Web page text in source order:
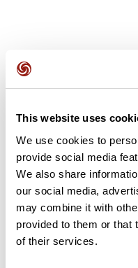
This website uses
We use cookies to
provide social media
We also share
our social media,
may combine it with
provided to them or that
of their services.
Recensioni degli utenti
Questo percorso non
L'hai già effettuato? Sii il